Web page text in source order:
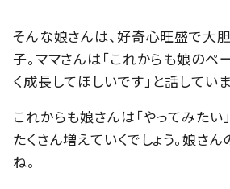
そんな娘さんは、好奇心旺盛で大
子。ママさんは「これからも娘のペ
く成長してほしいです」と話していま
これからも娘さんは「やってみたい
たくさん増えていくでしょう。娘さ
ね。